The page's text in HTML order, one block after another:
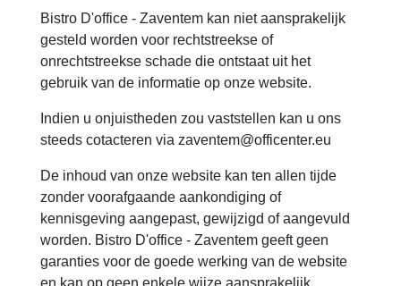
Bistro D'office - Zaventem kan niet aansprakelijk
gesteld worden voor rechtstreekse of
onrechtstreekse schade die ontstaat uit het
gebruik van de informatie op onze website.
Indien u onjuistheden zou vaststellen kan u ons
steeds cotacteren via zaventem@officenter.eu
De inhoud van onze website kan ten allen tijde
zonder voorafgaande aankondiging of
kennisgeving aangepast, gewijzigd of aangevuld
worden. Bistro D'office - Zaventem geeft geen
garanties voor de goede werking van de website